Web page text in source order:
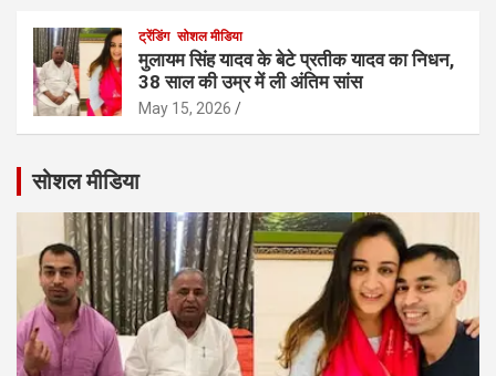
ट्रेंडिंग सोशल मीडिया
मुलायम सिंह यादव के बेटे प्रतीक यादव का निधन,
38 साल की उम्र में ली अंतिम सांस
May 15, 2026
सोशल मीडिया